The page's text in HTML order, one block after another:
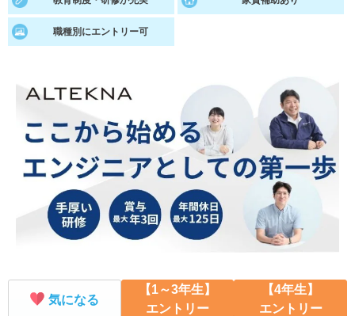
就活支援
就活ノウハウが満載！
就活コラム
あなたに合う仕事を診断！ 動画で対策講座をチェック
就活ニュースペーパー
就活時事ニュースを更新
よくある質問
不明点があればこちら
職種別にエントリー可
気になる
【1～3年生】
エントリー
【4年生】
エントリー